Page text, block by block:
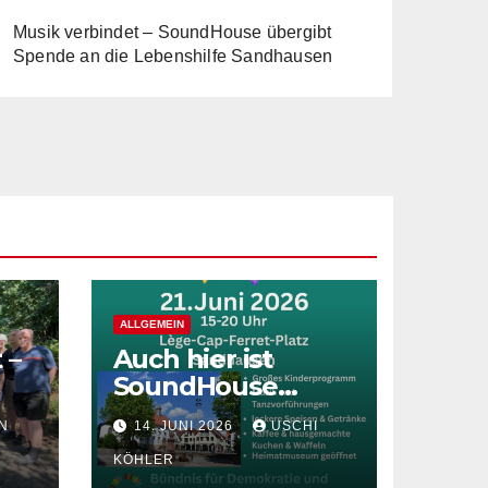
Musik verbindet – SoundHouse übergibt
Spende an die Lebenshilfe Sandhausen
ALLGEMEIN
Auch hier ist
SoundHouse
dabei!
14. JUNI 2026 USCHI
KÖHLER